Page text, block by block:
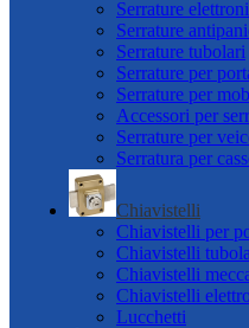
Serrature
Serrature
Serrature tubolari
Serrature per
Serrature per
Accessori per
Serrature per
Serratura per
Chiavistelli
Chiavistelli per
Chiavistelli
Chiavistelli
Chiavistelli
Lucchetti